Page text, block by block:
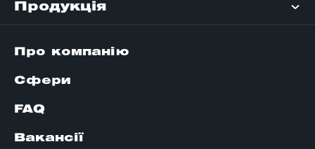
Продукція
Про компанію
Сфери
FAQ
Вакансії